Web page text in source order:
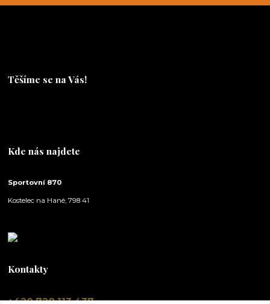
Těšíme se na Vás!
Kde nás najdete
Sportovní 870
Kostelec na Hané, 798 41
Kontakty